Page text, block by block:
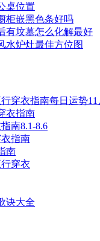
桌位置
柜嵌黑色条好吗
有坟墓怎么化解最好
水炉灶最佳方位图
穿衣指南每日运势11
衣指南
南8.1-8.6
指南
南
穿衣
诀大全